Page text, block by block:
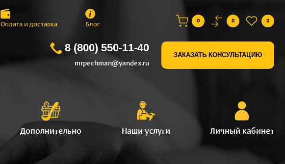
Оплата и доставка Блог 0 0 0
8 (800) 550-11-40
mrpechman@yandex.ru
ЗАКАЗАТЬ КОНСУЛЬТАЦИЮ
Дополнительно Наши услуги Личный кабинет